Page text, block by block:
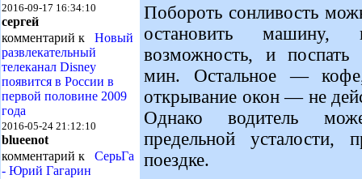
2016-09-17 16:34:10
сергей
комментарий к Новый
развлекательный
телеканал Disney
появится в России в
первой половине 2009
года
2016-05-24 21:12:10
blueenot
комментарий к СерьГа
- Юрий Гагарин
Побороть сонливость
остановить машину,
возможность, и
мин. Остальное —
открывание окон — не
Однако водитель
предельной усталости,
поездке.